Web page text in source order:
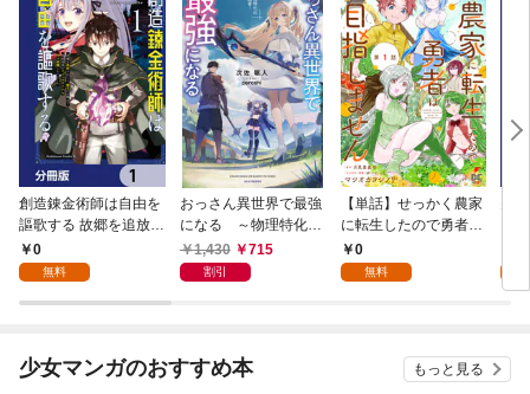
創造錬金術師は自由を
謳歌する 故郷を追放さ
れたら、魔王のお膝元
で超絶効果のマジック
りました【分冊版】
0
無料
おっさん異世界で最強
になる ～物理特化の
覚醒者～
1,430 715
割引
【単話】せっかく農家
に転生したので勇者は
目指しません【第1
話】
0
無料
少女マンガのおすすめ本 もっと見る